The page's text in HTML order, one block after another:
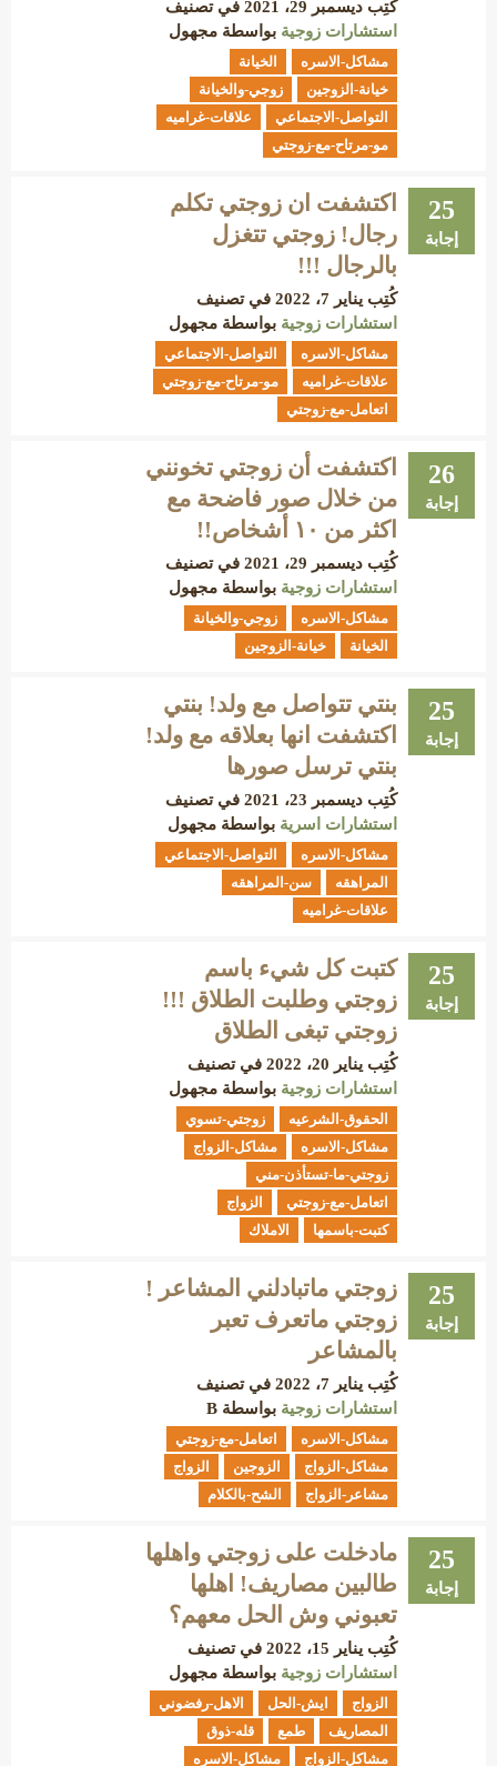
كُتِب ديسمبر 29، 2021
في تصنيف
استشارات زوجية بواسطة مجهول
مشاكل-الاسره
الخيانة
خيانة-الزوجين
زوجي-والخيانة
التواصل-الاجتماعي
علاقات-غراميه
مو-مرتاح-مع-زوجتي
25
إجابة
اكتشفت ان زوجتي تكلم
رجال! زوجتي تتغزل
بالرجال !!!
كُتِب يناير 7، 2022
في تصنيف
استشارات زوجية بواسطة مجهول
مشاكل-الاسره
التواصل-الاجتماعي
علاقات-غراميه
مو-مرتاح-مع-زوجتي
اتعامل-مع-زوجتي
26
إجابة
اكتشفت أن زوجتي تخونني
من خلال صور فاضحة مع
اكثر من ١٠ أشخاص!!
كُتِب ديسمبر 29، 2021
في تصنيف
استشارات زوجية بواسطة مجهول
مشاكل-الاسره
زوجي-والخيانة
الخيانة
خيانة-الزوجين
25
إجابة
بنتي تتواصل مع ولد! بنتي
اكتشفت انها بعلاقه مع ولد!
بنتي ترسل صورها
كُتِب ديسمبر 23، 2021
في تصنيف
استشارات اسرية بواسطة مجهول
مشاكل-الاسره
التواصل-الاجتماعي
المراهقه
سن-المراهقه
علاقات-غراميه
25
إجابة
كتبت كل شيء باسم
زوجتي وطلبت الطلاق !!!
زوجتي تبغى الطلاق
كُتِب يناير 20، 2022
في تصنيف
استشارات زوجية بواسطة مجهول
الحقوق-الشرعيه
زوجتي-تسوي
مشاكل-الاسره
مشاكل-الزواج
زوجتي-ما-تستأذن-مني
اتعامل-مع-زوجتي
الزواج
كتبت-باسمها
الاملاك
25
إجابة
زوجتي ماتبادلني المشاعر !
زوجتي ماتعرف تعبر
بالمشاعر
كُتِب يناير 7، 2022
في تصنيف
استشارات زوجية بواسطة B
مشاكل-الاسره
اتعامل-مع-زوجتي
مشاكل-الزواج
الزوجين
الزواج
مشاعر-الزواج
الشح-بالكلام
25
إجابة
مادخلت على زوجتي واهلها
طالبين مصاريف! اهلها
تعبوني وش الحل معهم؟
كُتِب يناير 15، 2022
في تصنيف
استشارات زوجية بواسطة مجهول
الزواج ايش-الحل
الاهل-رفضوني
المصاريف
طمع
قله-ذوق
مشاكل-الزواج
مشاكل-الاسره